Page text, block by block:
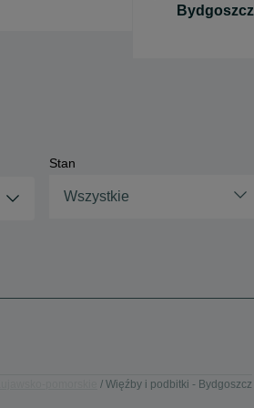
Stan
Wszystkie
Więźby i podbitki - Bydgoszcz